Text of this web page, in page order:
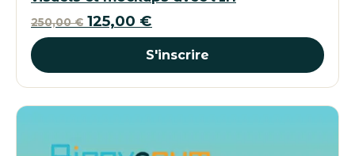
250,00€ Le
prix
était :
250,00 €.
125,00 €
prix
est :
125,00 €.
S'inscrire